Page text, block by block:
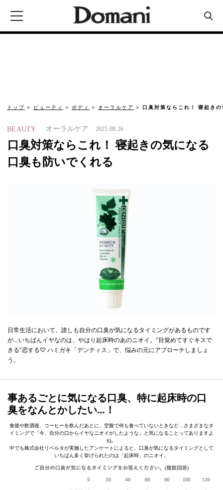
トップ ビューティ ボディ オーラルケア 口臭対策ならこれ！ 寝起き
BEAUTY オーラルケア 2025.08.26
口臭対策ならこれ！ 寝起きの気になる
口臭も防いでくれる
日常生活において、誰しも自分の口臭が気になるタイミングがあるものです
が…いちばんイヤなのは、やはり起床時のあのニオイ。“目覚めてすぐキスで
きる“恋する♡ ハミガキ「デンティス」で、悩みの元にアプローチしましょ
う。
事あるごとに気になる口臭、特に起床時の口
臭をなんとかしたい…！
食後や飲酒後、コーヒーを飲んだあとに、空腹で何も食べていないときなど…さまざまなタ
イミングで「今、自分の口からイヤなニオイがしたような」と気になることってありますよ
ね。
中でも株式会社リベルタが実施したアンケートによると、口臭が気になるタイミングとして
いちばん多く挙げられたのは「起床時」のニオイ。